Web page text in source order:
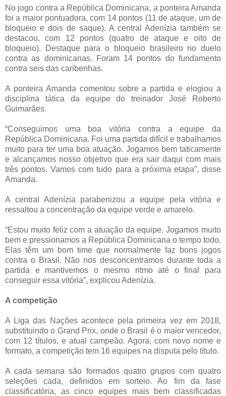
No jogo contra a República Dominicana, a ponteira Amanda
foi a maior pontuadora, com 14 pontos (11 de ataque, um de
bloqueio e dois de saque). A central Adenízia também se
destacou, com 12 pontos (quatro de ataque e oito de
bloqueio). Destaque para o bloqueio brasileiro no duelo
contra as dominicanas. Foram 14 pontos do fundamento
contra seis das caribenhas.
A ponteira Amanda comentou sobre a partida e elogiou a
disciplina tática da equipe do treinador José Roberto
Guimarães.
“Conseguimos uma boa vitória contra a equipe da
República Dominicana. Foi uma partida difícil e trabalhamos
muito para ter uma boa atuação. Jogamos bem taticamente
e alcançamos nosso objetivo que era sair daqui com mais
três pontos. Vamos com tudo para a próxima etapa”, disse
Amanda.
A central Adenízia parabenizou a equipe pela vitória e
ressaltou a concentração da equipe verde e amarelo.
“Estou muito feliz com a atuação da equipe. Jogamos muito
bem e pressionamos a República Dominicana o tempo todo.
Elas têm um bom time que normalmente faz bons jogos
contra o Brasil. Não nos desconcentramos durante toda a
partida e mantivemos o mesmo ritmo até o final para
conseguir essa vitória”, explicou Adenízia.
A competição
A Liga das Nações acontece pela primeira vez em 2018,
substituindo o Grand Prix, onde o Brasil é o maior vencedor,
com 12 títulos, e atual campeão. Agora, com novo nome e
formato, a competição tem 16 equipes na disputa pelo título.
A cada semana são formados quatro grupos com quatro
seleções cada, definidos em sorteio. Ao fim da fase
classificatória, as cinco equipes mais bem classificadas